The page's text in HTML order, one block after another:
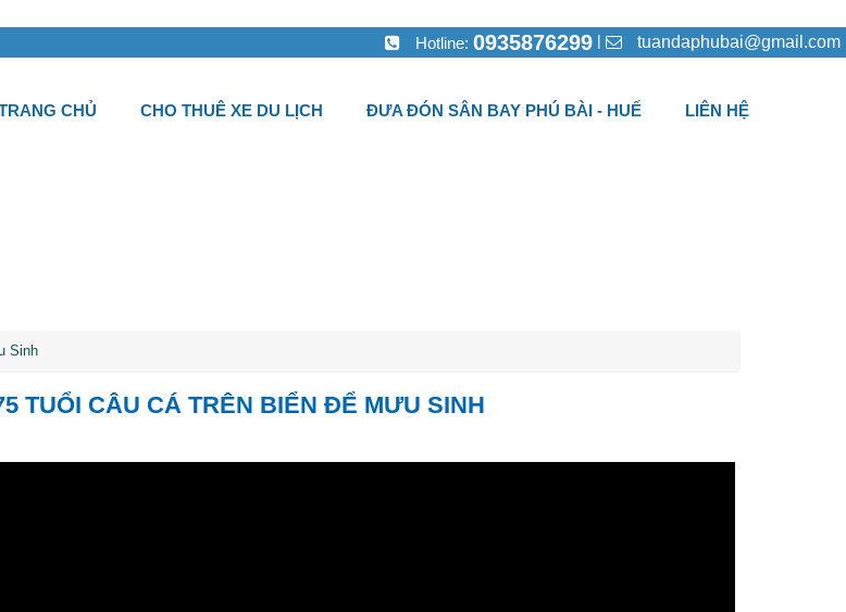
Hotline: 0935876299| tuandaphubai@gmail.com
CHỦ CHO THUÊ XE DU LỊCH ĐƯA ĐÓN SÂN BAY PHÚ BÀI - HUẾ LIÊN HỆ
Sinh
TUỔI CÂU CÁ TRÊN BIỂN ĐỂ MƯU SINH